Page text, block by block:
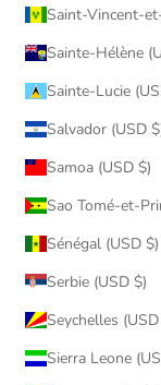
Saint-Vincent-
Sainte-Hélène
Sainte-Lucie
Salvador (USD
Samoa (USD $)
Sao Tomé-et-
Sénégal (USD $)
Serbie (USD $)
Seychelles
Sierra Leone